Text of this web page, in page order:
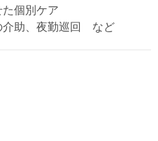
た個別ケア
介助、夜勤巡回 など